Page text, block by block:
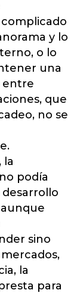
complicado
y lo
o lo
una
entre
que
no se
la
podía
sino
la
para